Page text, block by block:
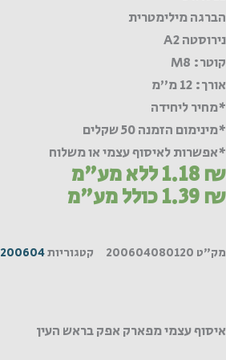
הברגה מילימטרית
נירוסטה A2
קוטר: M8
אורך: 12 מ"מ
*מחיר ליחידה
*מינימום הזמנה 50 שקלים
*אפשרות לאיסוף עצמי או משלוח
1.18₪ ללא מע"מ
1.39₪ כולל מע"מ
מק"ט 200604080120 קטגוריות200604
איסוף עצמי מפארק אפק בראש העין